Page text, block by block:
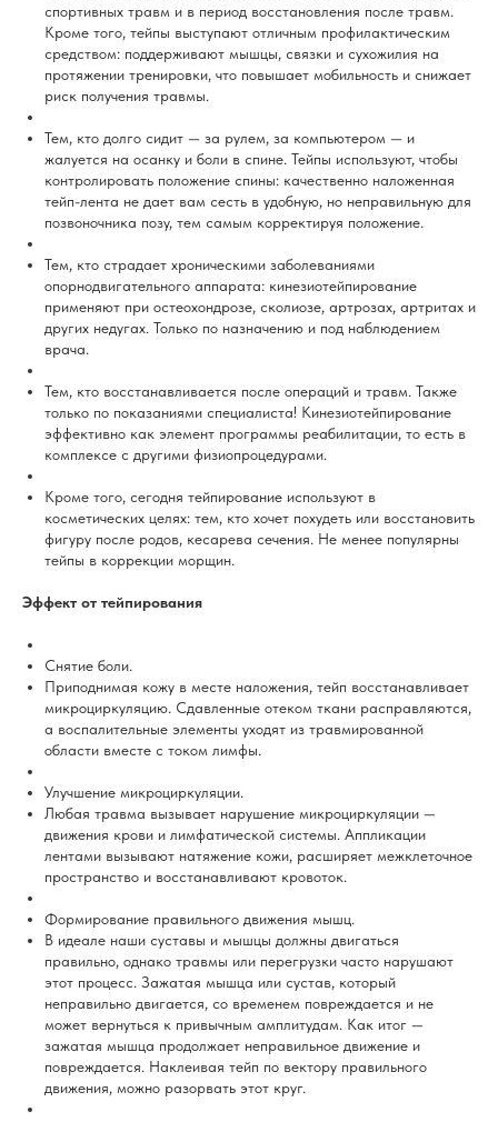
спортивных травм и в период восстановления после травм.
Кроме того, тейпы выступают отличным профилактическим
средством: поддерживают мышцы, связки и сухожилия на
протяжении тренировки, что повышает мобильность и снижает
риск получения травмы.
Тем, кто долго сидит — за рулем, за компьютером — и
жалуется на осанку и боли в спине. Тейпы используют, чтобы
контролировать положение спины: качественно наложенная
тейп-лента не дает вам сесть в удобную, но неправильную для
позвоночника позу, тем самым корректируя положение.
Тем, кто страдает хроническими заболеваниями
опорнодвигательного аппарата: кинезиотейпирование
применяют при остеохондрозе, сколиозе, артрозах, артритах и
других недугах. Только по назначению и под наблюдением
врача.
Тем, кто восстанавливается после операций и травм. Также
только по показаниями специалиста! Кинезиотейпирование
эффективно как элемент программы реабилитации, то есть в
комплексе с другими физиопроцедурами.
Кроме того, сегодня тейпирование используют в
косметических целях: тем, кто хочет похудеть или восстановить
фигуру после родов, кесарева сечения. Не менее популярны
тейпы в коррекции морщин.
Эффект от тейпирования
Снятие боли.
Приподнимая кожу в месте наложения, тейп восстанавливает
микроциркуляцию. Сдавленные отеком ткани расправляются,
а воспалительные элементы уходят из травмированной
области вместе с током лимфы.
Улучшение микроциркуляции.
Любая травма вызывает нарушение микроциркуляции —
движения крови и лимфатической системы. Аппликации
лентами вызывают натяжение кожи, расширяет межклеточное
пространство и восстанавливают кровоток.
Формирование правильного движения мышц.
В идеале наши суставы и мышцы должны двигаться
правильно, однако травмы или перегрузки часто нарушают
этот процесс. Зажатая мышца или сустав, который
неправильно двигается, со временем повреждается и не
может вернуться к привычным амплитудам. Как итог —
зажатая мышца продолжает неправильное движение и
повреждается. Наклеивая тейп по вектору правильного
движения, можно разорвать этот круг.